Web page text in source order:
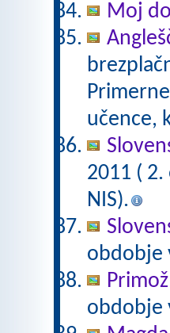
Moj
učence,
2011 (
NIS).
obdobje
obdobje